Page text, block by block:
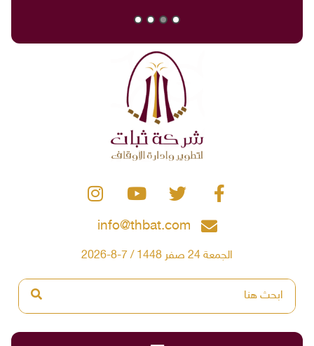
info@thbat.com
الجمعة 24 صفر 1448 / 7-8-2026